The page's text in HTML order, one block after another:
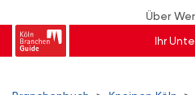
Über
Ihr